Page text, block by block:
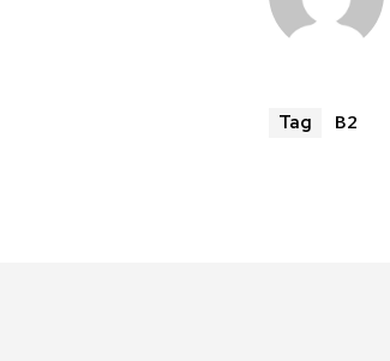
Tag B2